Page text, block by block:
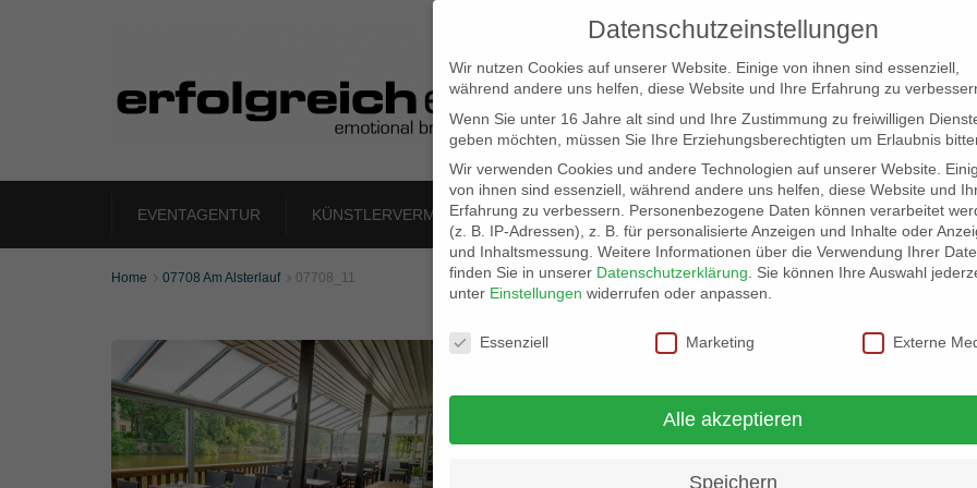
EVENTAGENTUR KÜNSTLERVERMITTLUNG LOCATION SCOUT ELB-LOCATION: PANORAMA
Home  07708 Am Alsterlauf  07708_11
Datenschutzeinstellungen
Wir nutzen Cookies auf unserer Website. Einige von ihnen sind essenziell,
während andere uns helfen, diese Website und Ihre Erfahrung zu
Wenn Sie unter 16 Jahre alt sind und Ihre Zustimmung zu freiwilligen
geben möchten, müssen Sie Ihre Erziehungsberechtigten um Erlaubnis
Wir verwenden Cookies und andere Technologien auf unserer Website.
von ihnen sind essenziell, während andere uns helfen, diese Website und
Erfahrung zu verbessern.
Personenbezogene Daten können verarbeitet
(z. B. IP-Adressen), z. B. für personalisierte Anzeigen und Inhalte oder
und Inhaltsmessung. Weitere Informationen über die Verwendung Ihrer
finden Sie in unserer Datenschutzerklärung
Sie können Ihre Auswahl
unter Einstellungen widerrufen oder anpassen.
Datenschutzeinstellungen
Essenziell Marketing Externe
Alle akzeptieren
Speichern